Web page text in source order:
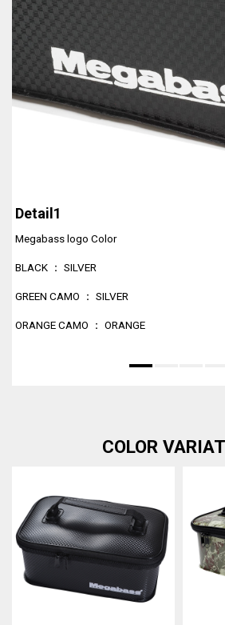
Detail1
Megabass logo Color
BLACK ： SILVER
GREEN CAMO ： SILVER
ORANGE CAMO ： ORANGE
COLOR